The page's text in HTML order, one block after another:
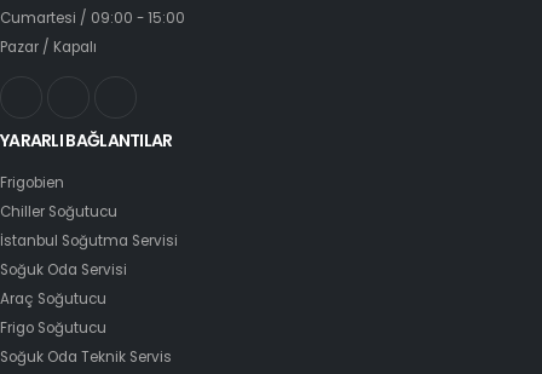
Cumartesi / 09:00 - 15:00
Pazar / Kapalı
YARARLI BAĞLANTILAR
Frigobien
Chiller Soğutucu
İstanbul Soğutma Servisi
Soğuk Oda Servisi
Araç Soğutucu
Frigo Soğutucu
Soğuk Oda Teknik Servis